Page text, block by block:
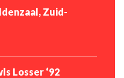
Zuid-
Losser ‘92